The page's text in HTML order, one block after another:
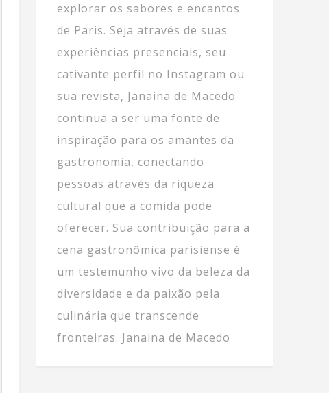
explorar os sabores e encantos
de Paris. Seja através de suas
experiências presenciais, seu
cativante perfil no Instagram ou
sua revista, Janaina de Macedo
continua a ser uma fonte de
inspiração para os amantes da
gastronomia, conectando
pessoas através da riqueza
cultural que a comida pode
oferecer. Sua contribuição para a
cena gastronômica parisiense é
um testemunho vivo da beleza da
diversidade e da paixão pela
culinária que transcende
fronteiras. Janaina de Macedo